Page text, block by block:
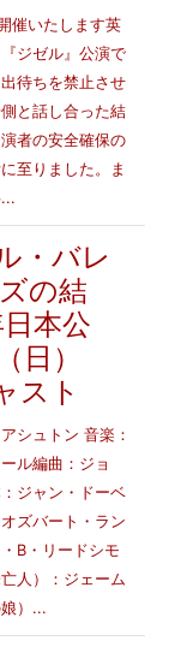
催いたします英
ジゼル』公演で
待ちを禁止させ
と話し合った結
者の安全確保の
至りました。ま
・バレ
の結
本公
）
スト
シュトン 音楽：
ル編曲：ジョ
ジャン・ドーベ
ズバート・ラン
B・リードシモ
人）：ジェーム
）...